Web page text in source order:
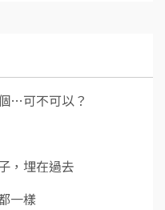
…可不可以？
，埋在過去
一樣